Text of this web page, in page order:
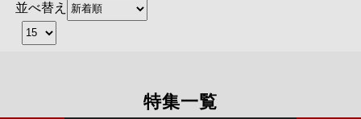
並べ替え
特集一覧